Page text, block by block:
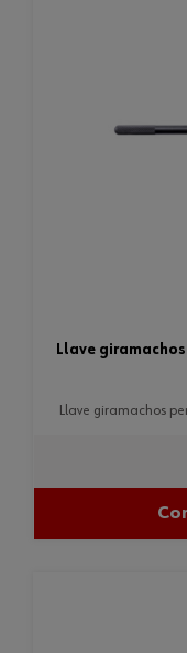
llave
llave giramachos